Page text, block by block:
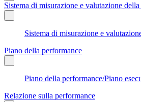
Sistema di misurazione e valutazione
Sistema di misurazione e
Piano della performance
Piano della performance/Piano
Relazione sulla performance